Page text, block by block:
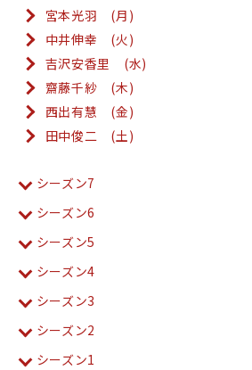
宮本光羽 (月)
中井伸幸 (火)
吉沢安香里 (水)
齋藤千紗 (木)
西出有慧 (金)
田中俊二 (土)
シーズン7
シーズン6
シーズン5
シーズン4
シーズン3
シーズン2
シーズン1